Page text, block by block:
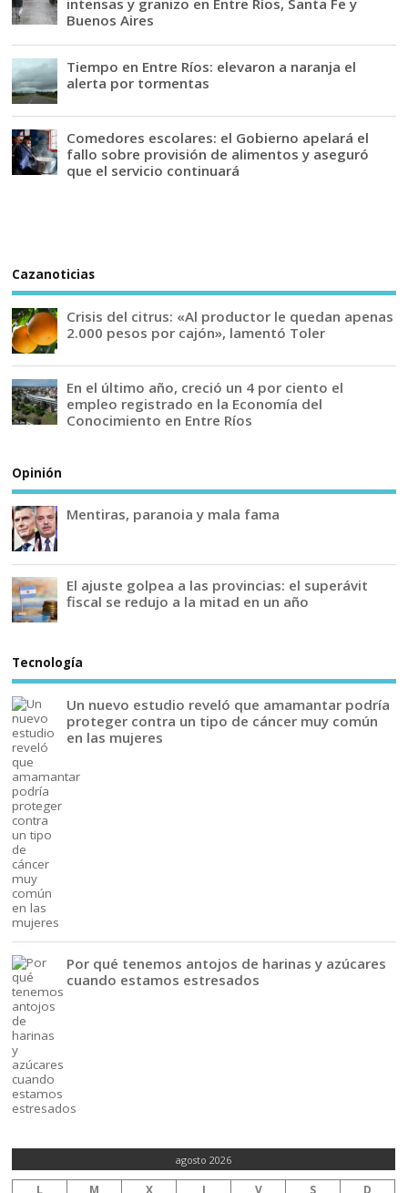
Buenos Aires
Tiempo en Entre Ríos: elevaron a naranja el
alerta por tormentas
Comedores escolares: el Gobierno apelará el
fallo sobre provisión de alimentos y aseguró
que el servicio continuará
Cazanoticias
Crisis del citrus: «Al productor le quedan apenas
2.000 pesos por cajón», lamentó Toler
En el último año, creció un 4 por ciento el
empleo registrado en la Economía del
Conocimiento en Entre Ríos
Opinión
Mentiras, paranoia y mala fama
El ajuste golpea a las provincias: el superávit
fiscal se redujo a la mitad en un año
Tecnología
Un nuevo estudio reveló que amamantar podría
proteger contra un tipo de cáncer muy común
en las mujeres
Por qué tenemos antojos de harinas y azúcares
cuando estamos estresados
agosto 2026
L M X J V S D